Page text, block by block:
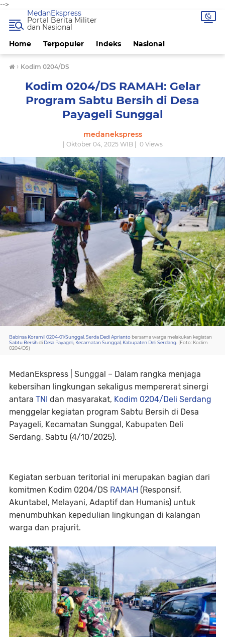
-->
Home Terpopuler Indeks Nasional
MedanEkspress
Portal Berita Militer
dan Nasional
› Kodim 0204/DS
Kodim 0204/DS RAMAH: Gelar
Program Sabtu Bersih di Desa
Payageli Sunggal
medanekspress
| Oktober 04, 2025 WIB | 0Views
Babinsa Koramil 0204-01/Sunggal Serda Dedi Aprianto bersama warga melakukan kegiatan
Sabtu Bersihdi Desa Payageli Kecamatan Sunggal Kabupaten Deli Serdang . (Foto: Kodim
0204/DS)
MedanEkspress | Sunggal – Dalam rangka menjaga
kebersihan lingkungan sekaligus mempererat sinergi
antara TNI dan masyarakat, Kodim 0204/Deli Serdang
menggelar kegiatan program Sabtu Bersih di Desa
Payageli, Kecamatan Sunggal, Kabupaten Deli
Serdang, Sabtu (4/10/2025).
Kegiatan serbuan teritorial ini merupakan bagian dari
komitmen Kodim 0204/DS RAMAH (Responsif,
Akuntabel, Melayani, Adaptif dan Humanis) untuk
menumbuhkan kepedulian lingkungan di kalangan
warga dan prajurit.